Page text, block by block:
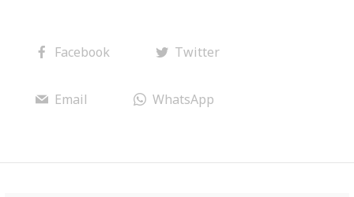
Facebook Twitter
Email WhatsApp